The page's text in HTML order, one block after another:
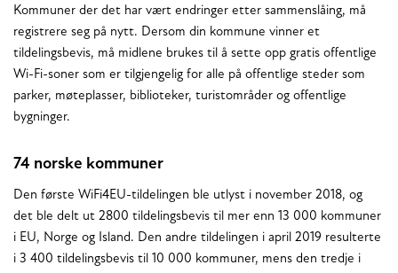
Kommuner der det har vært endringer etter sammenslåing, må
registrere seg på nytt. Dersom din kommune vinner et
tildelingsbevis, må midlene brukes til å sette opp gratis offentlige
Wi-Fi-soner som er tilgjengelig for alle på offentlige steder som
parker, møteplasser, biblioteker, turistområder og offentlige
bygninger.
74 norske kommuner
Den første WiFi4EU-tildelingen ble utlyst i november 2018, og
det ble delt ut 2800 tildelingsbevis til mer enn 13 000 kommuner
i EU, Norge og Island. Den andre tildelingen i april 2019 resulterte
i 3 400 tildelingsbevis til 10 000 kommuner, mens den tredje i